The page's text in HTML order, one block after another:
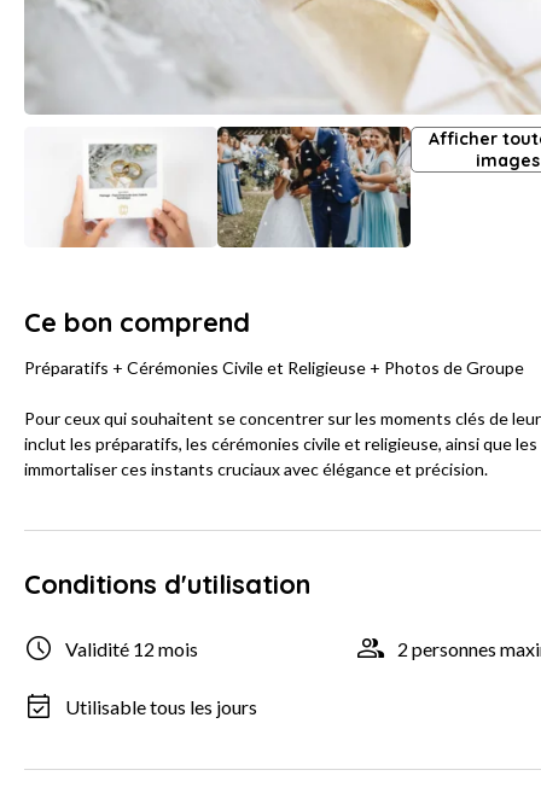
Afficher
images
Ce bon comprend
Préparatifs + Cérémonies Civile et Religieuse + Photos de Groupe
Pour ceux qui souhaitent se concentrer sur les moments clés de
inclut les préparatifs, les cérémonies civile et religieuse, ainsi que
immortaliser ces instants cruciaux avec élégance et précision.
Conditions d'utilisation
Validité 12 mois 2 personnes
Utilisable tous les jours